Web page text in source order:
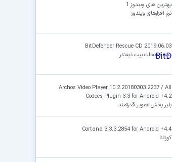
بهترین های ویندوز 1
نرم افزارهای ویندوز
BitDefender Rescue CD 2019.06.03
دیسک نجات بیت دیفندر
Archos Video Player 10.2.20180303.2237 / All
Codecs Plugin 3.3 for Android +4.2
پلیر پخش تصویر قدرتمند
Cortana 3.3.3.2854 for Android +4.4
کورتانا